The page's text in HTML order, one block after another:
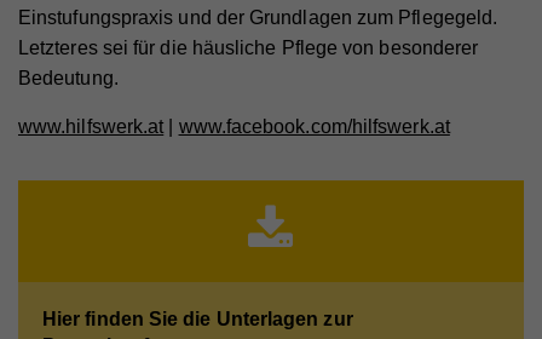
Einstufungspraxis und der Grundlagen zum Pflegegeld.
Letzteres sei für die häusliche Pflege von besonderer
Bedeutung.
www.hilfswerk.at www.facebook.com/hilfswerk.at
Hier finden Sie die Unterlagen zur
Wird verwendet, um Vimeo-Inhalte zu entsperren.
Name _gat
Anforderungsrate einzuschränken
Anbieter
Laufzeit 1 Minute
Zweck
Name _gid